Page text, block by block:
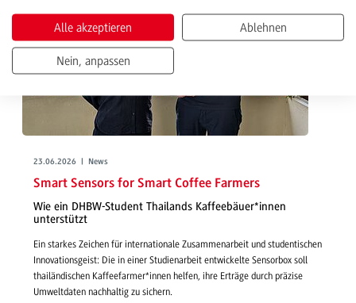
23.06.2026 | News
Smart Sensors for Smart Coffee Farmers
Wie ein DHBW-Student Thailands Kaffeebäuer*innen
unterstützt
Ein starkes Zeichen für internationale Zusammenarbeit und studentischen
Innovationsgeist: Die in einer Studienarbeit entwickelte Sensorbox soll
thailändischen Kaffeefarmer*innen helfen, ihre Erträge durch präzise
Umweltdaten nachhaltig zu sichern.
Alle akzeptieren Ablehnen
Nein, anpassen